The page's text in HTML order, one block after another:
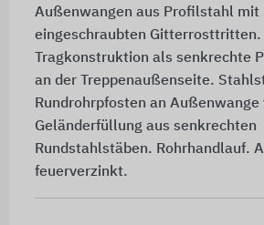
Außenwangen aus Profilstahl mit
eingeschraubten Gitterrosttritten.
Tragkonstruktion als senkrechte
an der Treppenaußenseite.
Rundrohrpfosten an
Geländerfüllung aus senkrechten
Rundstahlstäben. Rohrhandlauf.
feuerverzinkt.